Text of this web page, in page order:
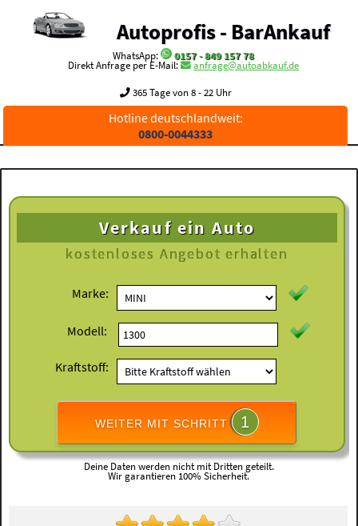
Autoprofis - BarAnkauf
WhatsApp:
0157 - 849 157 78
Direkt Anfrage per E-Mail:
anfrage@autoabkauf.de
365 Tage von 8 - 22 Uhr
Hotline deutschlandweit:
0800-0044333
Verkauf ein Auto
kostenloses Angebot erhalten
Marke:
Modell:
Kraftstoff:
WEITER MIT SCHRITT 1
Deine Daten werden nicht mit Dritten geteilt.
Wir garantieren 100% Sicherheit.